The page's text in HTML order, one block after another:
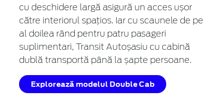
cu deschidere largă asigură un acces ușor
către interiorul spațios. Iar cu scaunele de pe
al doilea rând pentru patru pasageri
suplimentari, Transit Autoșasiu cu cabină
dublă transportă până la șapte persoane.
Explorează modelul Double Cab